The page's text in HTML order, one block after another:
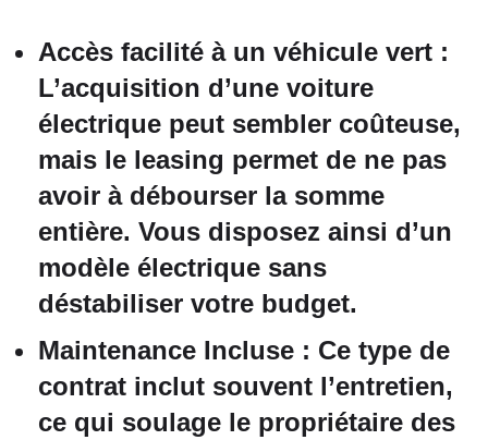
Accès facilité à un véhicule vert :
L’acquisition d’une voiture
électrique peut sembler coûteuse,
mais le leasing permet de ne pas
avoir à débourser la somme
entière. Vous disposez ainsi d’un
modèle électrique sans
déstabiliser votre budget.
Maintenance Incluse : Ce type de
contrat inclut souvent l’entretien,
ce qui soulage le propriétaire des